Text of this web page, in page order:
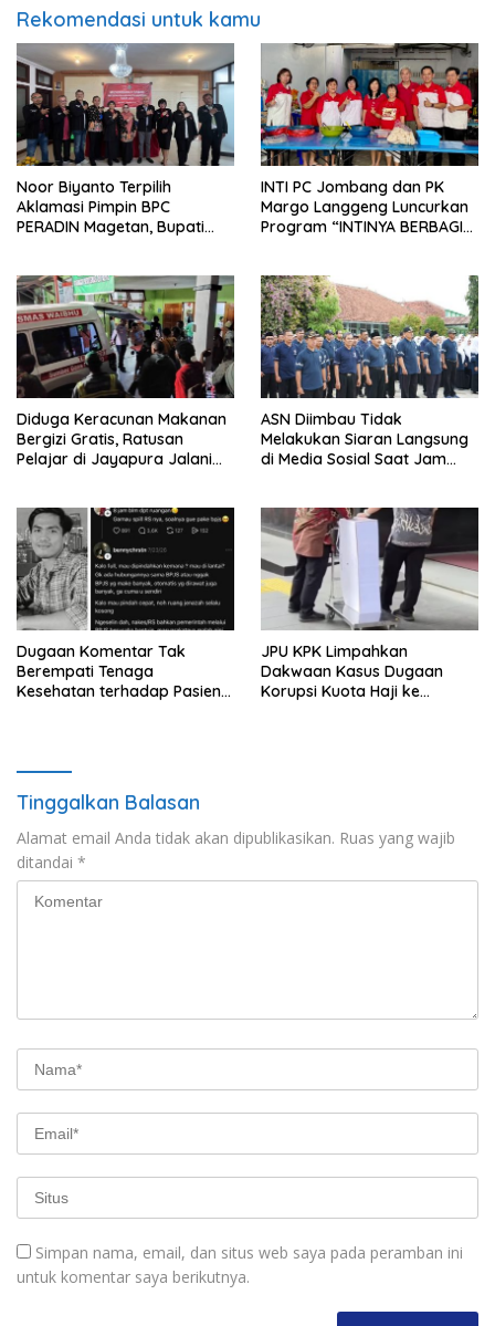
Rekomendasi untuk kamu
Noor Biyanto Terpilih
Aklamasi Pimpin BPC
PERADIN Magetan, Bupati
INTI PC Jombang dan PK
Margo Langgeng Luncurkan
Program “INTINYA BERBAGI”,
Diduga Keracunan Makanan
Bergizi Gratis, Ratusan
Pelajar di Jayapura Jalani
ASN Diimbau Tidak
Melakukan Siaran Langsung
di Media Sosial Saat Jam
Dugaan Komentar Tak
Berempati Tenaga
Kesehatan terhadap Pasien
JPU KPK Limpahkan
Dakwaan Kasus Dugaan
Korupsi Kuota Haji ke
Tinggalkan Balasan
Alamat email Anda tidak akan dipublikasikan. Ruas yang wajib
ditandai *
Simpan nama, email, dan situs web saya pada peramban ini
untuk komentar saya berikutnya.